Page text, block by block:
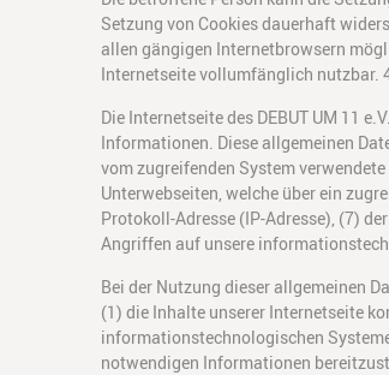
Setzung von Cookies dauerhaft
allen gängigen Internetbrowsern
Internetseite vollumfänglich nutzbar.
Die Internetseite des DEBUT UM 11
Informationen. Diese allgemeinen
vom zugreifenden System
Unterwebseiten, welche über ein
Protokoll-Adresse (IP-Adresse), (7)
Angriffen auf unsere
Bei der Nutzung dieser allgemeinen
(1) die Inhalte unserer Internetseite
informationstechnologischen
notwendigen Informationen